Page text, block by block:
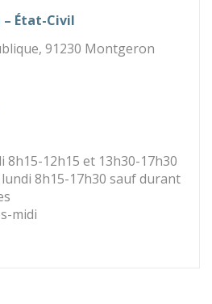
– État-Civil
91230 Montgeron
8h15-12h15 et 13h30-17h30
8h15-17h30 sauf durant
midi